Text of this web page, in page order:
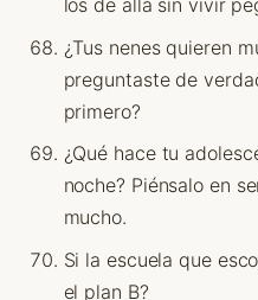
¿Tus nenes quieren
preguntaste de
primero?
¿Qué hace tu
noche? Piénsalo en
mucho.
Si la escuela que
el plan B?